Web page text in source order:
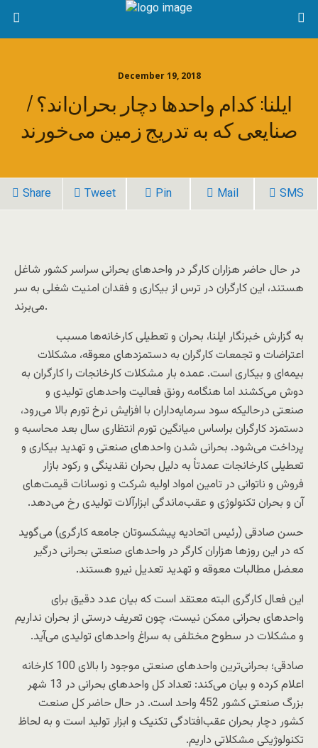
December 19, 2018
ایلنا: کدام واحدها دچار بحران‌اند؟ /
صنایعی که به تدریج زمین می‌خورند
Share Tweet Pin Mail SMS
در حال حاضر هزاران کارگر در واحدهای بحرانی سراسر کشور شاغل
هستند، این کارگران در ترس از بیکاری و فقدان امنیت شغلی به سر
می‌برند.
به گزارش خبرنگار ایلنا، بحران و تعطیلی کارخانه‌ها مسبب
اعتراضات و تجمعات کارگران به دستمزدهای معوقه، مشکلات
بیمه‌ای و بیکاری است. عمده بار مشکلات کارخانجات را کارگران به
دوش می‌کشند اما هنگامه رونق فعالیت واحدهای تولیدی و
صنعتی درحالیکه سود سرمایه‌داران با افزایش نرخ تورم بالا می‌رود،
دستمزد کارگران براساس میانگین تورم انتظاری سال بعد محاسبه و
پرداخت می‌شود. بحرانی شدن واحدهای صنعتی و تهدید بیکاری و
تعطیلی کارخانجات عمدتاً به دلیل بحران نقدینگی و رکود بازار
فروش و ناتوانی در تامین امواد اولیه شرکت و نوسانات قیمت‌های
آن و بحران تکنولوژی و عقب‌ماندگی ابزارآلات تولیدی رخ می‌دهد.
حسن صادقی (رئیس اتحادیه پیشکسوتان جامعه کارگری) می‌گوید
که در این روزها هزاران کارگر در واحدهای صنعتی بحرانی درگیر
معضل مطالبات معوقه و تهدید تعدیل نیرو هستند.
این فعال کارگری البته معتقد است که بیان عدد دقیق برای
واحدهای بحرانی ممکن نیست، چون تعریف درستی از بحران نداریم
و مشکلات در سطوح مختلفی به سراغ واحدهای تولیدی می‌آید.
صادقی؛ بحرانی‌ترین واحدهای صنعتی موجود را بالای 100 کارخانه
اعلام کرده و بیان می‌کند: تعداد کل واحدهای بحرانی در 13 شهر
بزرگ صنعتی کشور 452 واحد است. در حال حاضر کل صنعت
کشور دچار بحران عقب‌افتادگی تکنیک و ابزار تولید است و به لحاظ
تکنولوژیکی مشکلاتی داریم.